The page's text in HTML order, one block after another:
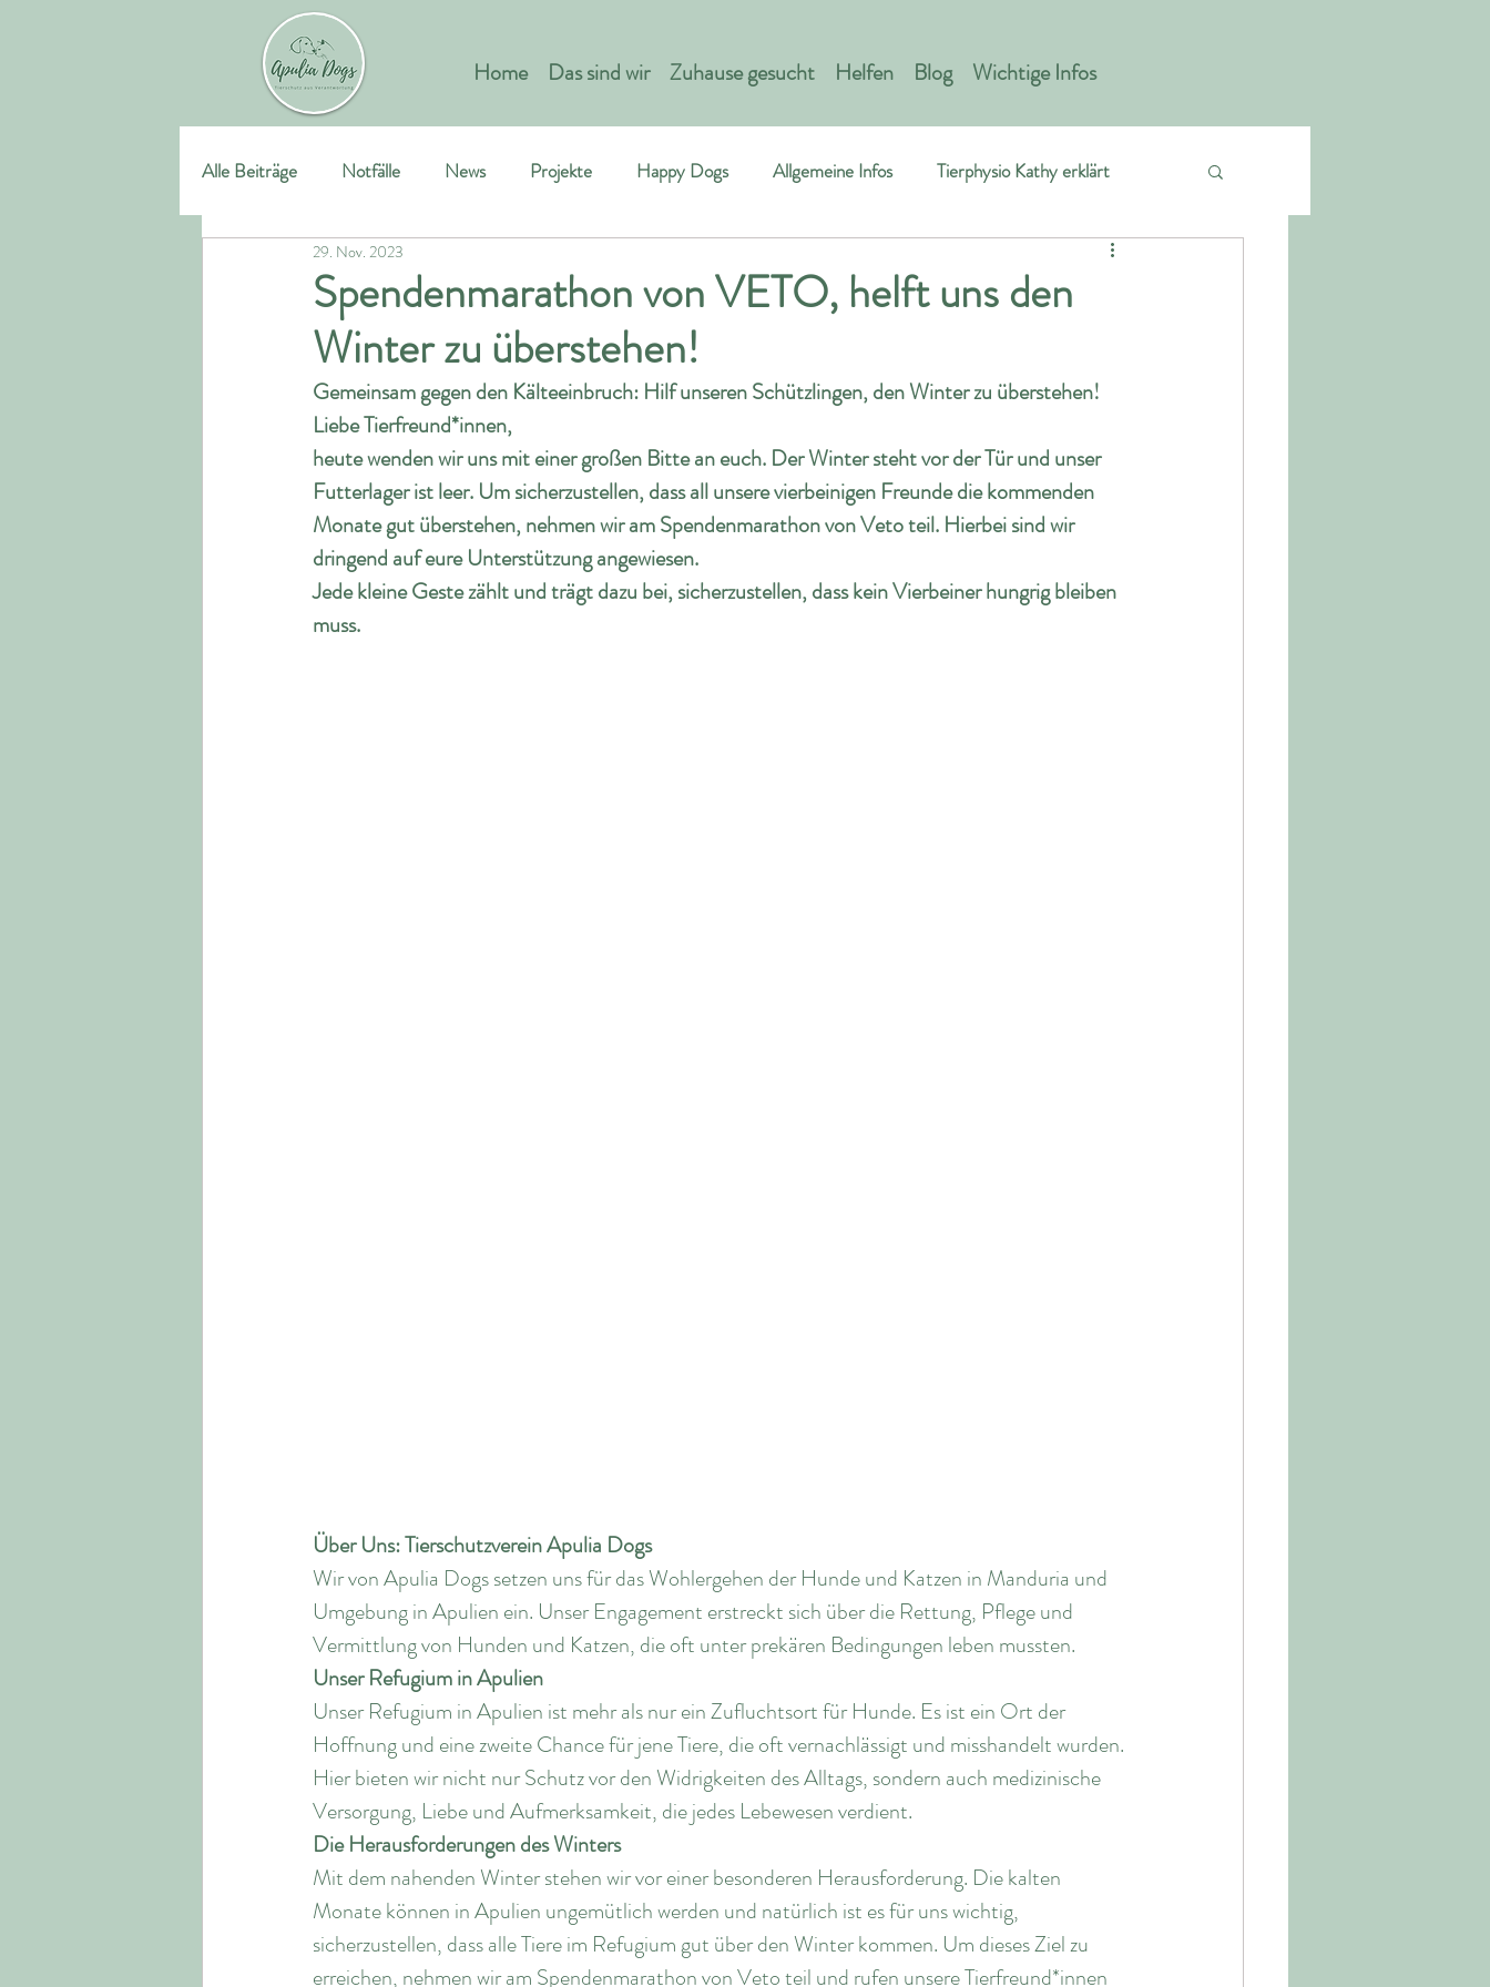
Home Das sind wir Zuhause gesucht Helfen Blog Wichtige Infos
Alle Beiträge Notfälle News Projekte Happy Dogs Allgemeine Infos Tierphysio Kathy erklärt
SentoDogs
Spendenmarathon von VETO, helft uns den
Winter zu überstehen!
29. Nov. 2023
Gemeinsam gegen den Kälteeinbruch: Hilf unseren Schützlingen, den Winter zu überstehen!
Liebe Tierfreund*innen,
heute wenden wir uns mit einer großen Bitte an euch. Der Winter steht vor der Tür und unser
Futterlager ist leer. Um sicherzustellen, dass all unsere vierbeinigen Freunde die kommenden
Monate gut überstehen, nehmen wir am Spendenmarathon von Veto teil. Hierbei sind wir
dringend auf eure Unterstützung angewiesen.
Jede kleine Geste zählt und trägt dazu bei, sicherzustellen, dass kein Vierbeiner hungrig bleiben
muss.
Über Uns: Tierschutzverein Apulia Dogs
Wir von Apulia Dogs setzen uns für das Wohlergehen der Hunde und Katzen in Manduria und
Umgebung in Apulien ein. Unser Engagement erstreckt sich über die Rettung, Pflege und
Vermittlung von Hunden und Katzen, die oft unter prekären Bedingungen leben mussten.
Unser Refugium in Apulien
Unser Refugium in Apulien ist mehr als nur ein Zufluchtsort für Hunde. Es ist ein Ort der
Hoffnung und eine zweite Chance für jene Tiere, die oft vernachlässigt und misshandelt wurden.
Hier bieten wir nicht nur Schutz vor den Widrigkeiten des Alltags, sondern auch medizinische
Versorgung, Liebe und Aufmerksamkeit, die jedes Lebewesen verdient.
Die Herausforderungen des Winters
Mit dem nahenden Winter stehen wir vor einer besonderen Herausforderung. Die kalten
Monate können in Apulien ungemütlich werden und natürlich ist es für uns wichtig,
sicherzustellen, dass alle Tiere im Refugium gut über den Winter kommen. Um dieses Ziel zu
erreichen, nehmen wir am Spendenmarathon von Veto teil und rufen unsere Tierfreund*innen